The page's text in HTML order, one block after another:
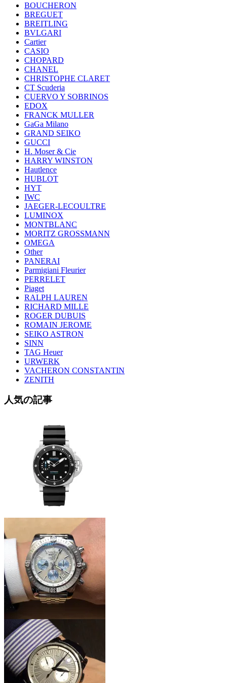
BOUCHERON
BREGUET
BREITLING
BVLGARI
Cartier
CASIO
CHOPARD
CHANEL
CHRISTOPHE CLARET
CT Scuderia
CUERVO Y SOBRINOS
EDOX
FRANCK MULLER
GaGa Milano
GRAND SEIKO
GUCCI
H. Moser & Cie
HARRY WINSTON
Hautlence
HUBLOT
HYT
IWC
JAEGER-LECOULTRE
LUMINOX
MONTBLANC
MORITZ GROSSMANN
OMEGA
Other
PANERAI
Parmigiani Fleurier
PERRELET
Piaget
RALPH LAUREN
RICHARD MILLE
ROGER DUBUIS
ROMAIN JEROME
SEIKO ASTRON
SINN
TAG Heuer
URWERK
VACHERON CONSTANTIN
ZENITH
人気の記事